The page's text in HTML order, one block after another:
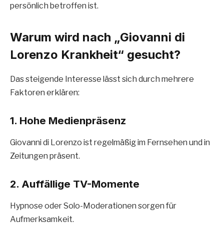
persönlich betroffen ist.
Warum wird nach „Giovanni di
Lorenzo Krankheit“ gesucht?
Das steigende Interesse lässt sich durch mehrere
Faktoren erklären:
1. Hohe Medienpräsenz
Giovanni di Lorenzo ist regelmäßig im Fernsehen und in
Zeitungen präsent.
2. Auffällige TV-Momente
Hypnose oder Solo-Moderationen sorgen für
Aufmerksamkeit.